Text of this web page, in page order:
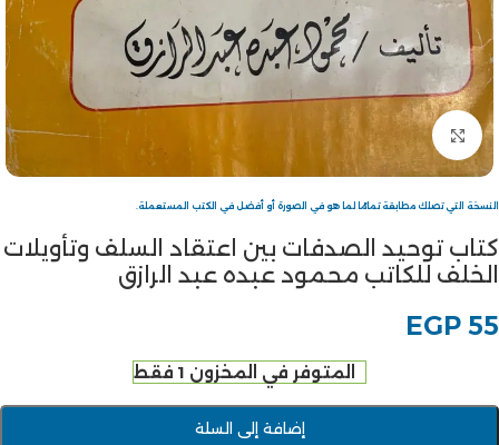
Click to enlarge
النسخة التي تصلك مطابقة تمامًا لما هو في الصورة أو أفضل في الكتب المستعملة.
كتاب توحيد الصدفات بين اعتقاد السلف وتأويلات
الخلف للكاتب محمود عبده عبد الرازق
EGP 55
المتوفر في المخزون 1 فقط
إضافة إلى السلة